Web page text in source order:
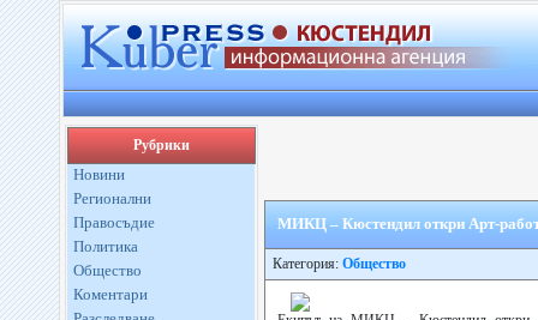
Рубрики
Новини
Регионални
Правосъдие
Политика
Общество
Коментари
МИКЦ – Кюстендил откри Арт-
Категория: Общество